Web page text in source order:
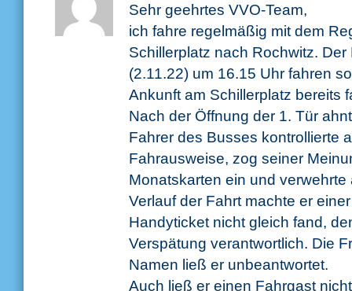
Sehr geehrtes VVO-Team,
ich fahre regelmäßig mit dem
Schillerplatz nach Rochwitz.
(2.11.22) um 16.15 Uhr fahren
Ankunft am Schillerplatz bereits
Nach der Öffnung der 1. Tür
Fahrer des Busses kontrollierte
Fahrausweise, zog seiner
Monatskarten ein und verwehrte
Verlauf der Fahrt machte er
Handyticket nicht gleich fand,
Verspätung verantwortlich. Die
Namen ließ er unbeantwortet.
Auch ließ er einen Fahrgast